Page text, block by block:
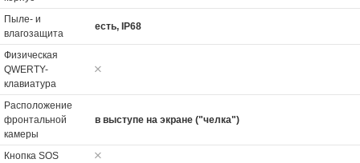
Пыле- и
влагозащита
есть, IP68
Физическая
QWERTY-
клавиатура
Расположение
фронтальной
камеры
в выступе на экране ("челка")
Кнопка SOS